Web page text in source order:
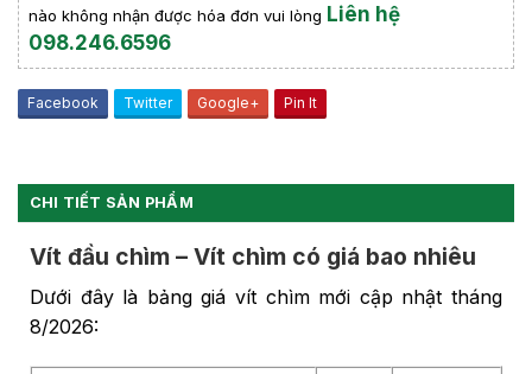
nào không nhận được hóa đơn vui lòng Liên hệ
098.246.6596
Facebook Twitter Google+ Pin It
CHI TIẾT SẢN PHẨM
Vít đầu chìm – Vít chìm có giá bao nhiêu
Dưới đây là bảng giá vít chìm mới cập nhật tháng
8/2026: